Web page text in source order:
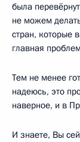
была
не можем
стран, которые
главная
Тем не менее
надеюсь, это
наверное, и в
И знаете, Вы